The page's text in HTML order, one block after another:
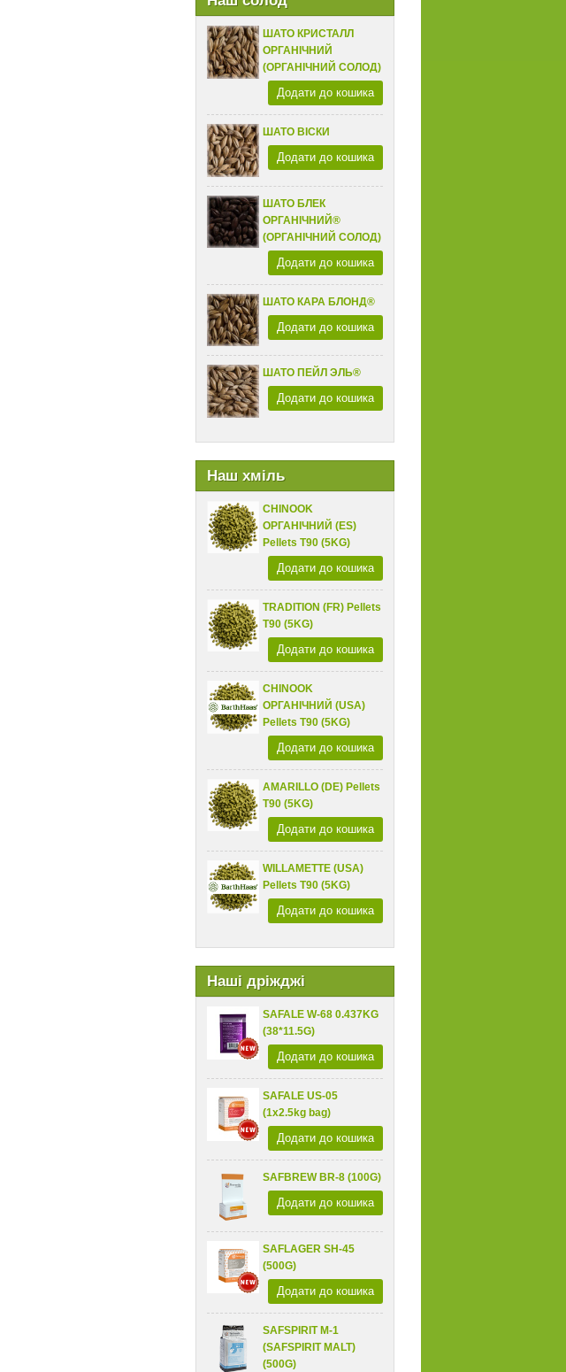
ШАТО КРИСТАЛЛ
ОРГАНІЧНИЙ
(ОРГАНІЧНИЙ СОЛОД)
Додати до кошика
ШАТО ВІСКИ
Додати до кошика
ШАТО БЛЕК
ОРГАНІЧНИЙ®
(ОРГАНІЧНИЙ СОЛОД)
Додати до кошика
ШАТО КАРА БЛОНД®
Додати до кошика
ШАТО ПЕЙЛ ЭЛЬ®
Додати до кошика
Наш хміль
CHINOOK
ОРГАНІЧНИЙ (ES)
Pellets T90 (5KG)
Додати до кошика
TRADITION (FR) Pellets
T90 (5KG)
Додати до кошика
CHINOOK
ОРГАНІЧНИЙ (USA)
Pellets T90 (5KG)
Додати до кошика
AMARILLO (DE) Pellets
T90 (5KG)
Додати до кошика
WILLAMETTE (USA)
Pellets T90 (5KG)
Додати до кошика
Наші дріжджі
SAFALE W-68 0.437KG
(38*11.5G)
Додати до кошика
SAFALE US-05
(1x2.5kg bag)
Додати до кошика
SAFBREW BR-8 (100G)
Додати до кошика
SAFLAGER SH-45
(500G)
Додати до кошика
SAFSPIRIT M-1
(SAFSPIRIT MALT)
(500G)